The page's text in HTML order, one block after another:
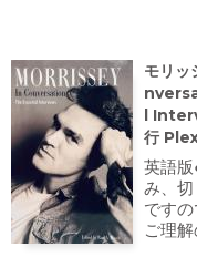
モリ
l
行
英語
み、
です
ご理